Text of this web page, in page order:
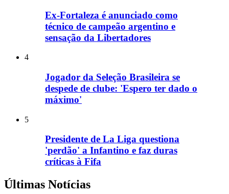
Ex-Fortaleza é anunciado como
técnico de campeão argentino e
sensação da Libertadores
4
Jogador da Seleção Brasileira se
despede de clube: 'Espero ter dado o
máximo'
5
Presidente de La Liga questiona
'perdão' a Infantino e faz duras
críticas à Fifa
Últimas Notícias